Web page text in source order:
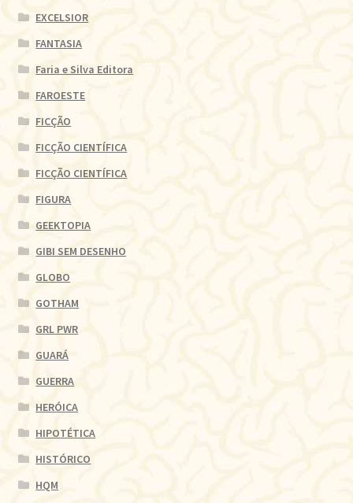
EXCELSIOR
FANTASIA
Faria e Silva Editora
FAROESTE
FICÇÃO
FICÇÃO CIENTÍFICA
FICÇÃO CIENTÍFICA
FIGURA
GEEKTOPIA
GIBI SEM DESENHO
GLOBO
GOTHAM
GRL PWR
GUARÁ
GUERRA
HERÓICA
HIPOTÉTICA
HISTÓRICO
HQM